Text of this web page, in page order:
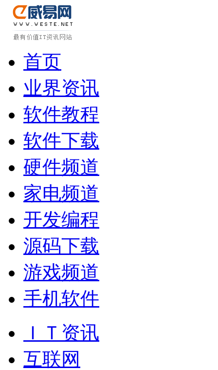
首页
业界资讯
软件教程
软件下载
硬件频道
家电频道
开发编程
源码下载
游戏频道
手机软件
ＩＴ资讯
互联网